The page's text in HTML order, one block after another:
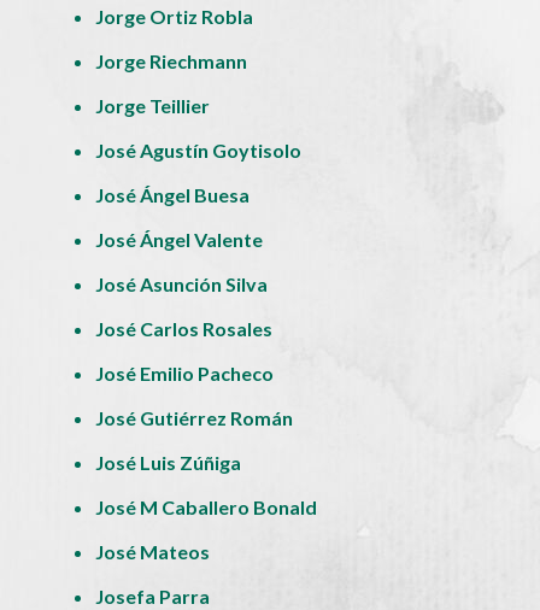
Jorge Ortiz Robla
Jorge Riechmann
Jorge Teillier
José Agustín Goytisolo
José Ángel Buesa
José Ángel Valente
José Asunción Silva
José Carlos Rosales
José Emilio Pacheco
José Gutiérrez Román
José Luis Zúñiga
José M Caballero Bonald
José Mateos
Josefa Parra